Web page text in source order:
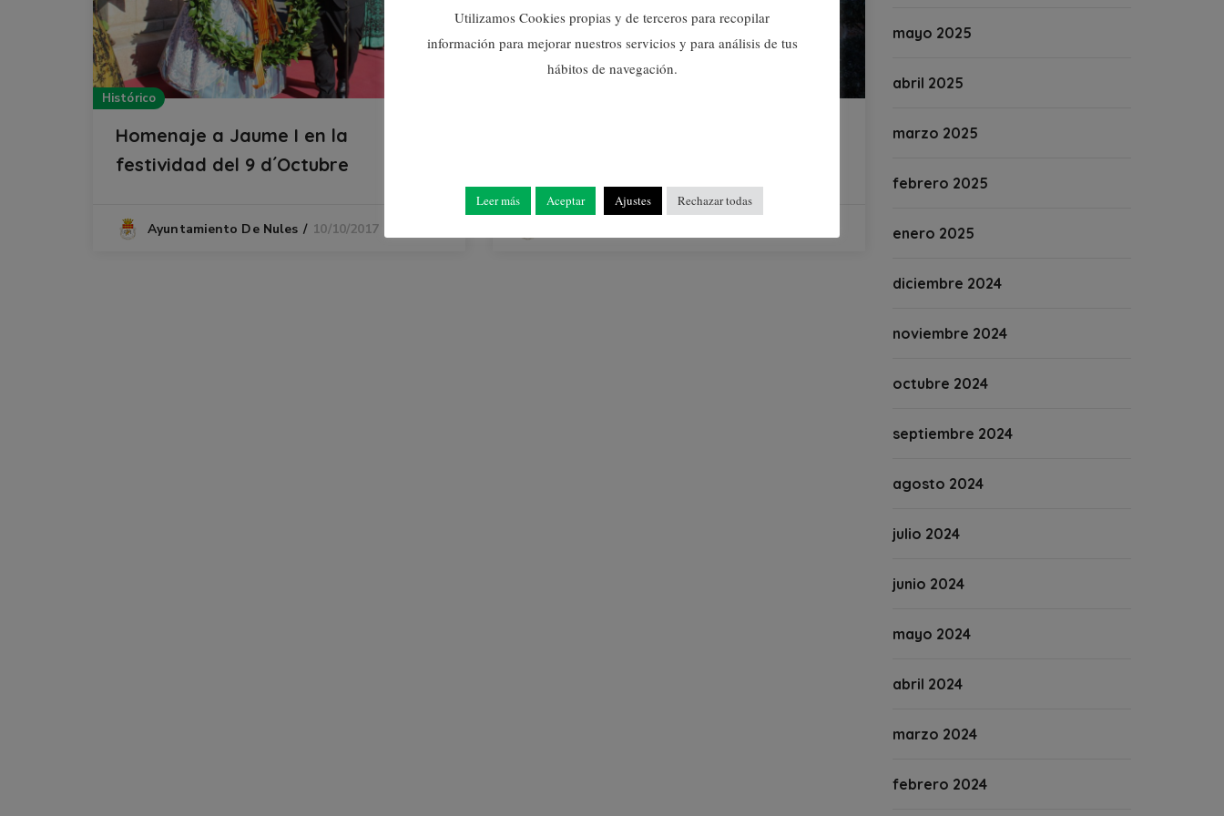
Histórico
Homenaje a Jaume I en la
festividad del 9 d´Octubre
Ayuntamiento De Nules 10/10/2017
mayo 2025
abril 2025
marzo 2025
febrero 2025
enero 2025
diciembre 2024
noviembre 2024
octubre 2024
septiembre 2024
agosto 2024
julio 2024
junio 2024
mayo 2024
abril 2024
marzo 2024
febrero 2024
Utilizamos Cookies propias y de terceros para recopilar
información para mejorar nuestros servicios y para análisis de tus
hábitos de navegación.
Leer más Aceptar Ajustes Rechazar todas